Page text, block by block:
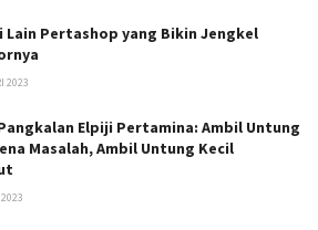
Lain Pertashop yang Bikin Jengkel
2023
Elpiji Pertamina: Ambil Untung
Masalah, Ambil Untung Kecil